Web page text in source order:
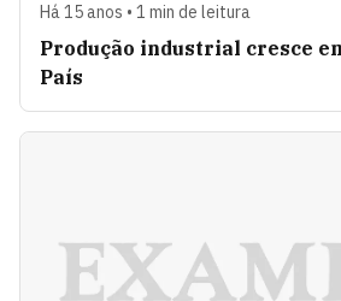
Há 15 anos • 1 min de leitura
Produção industrial cresce
País